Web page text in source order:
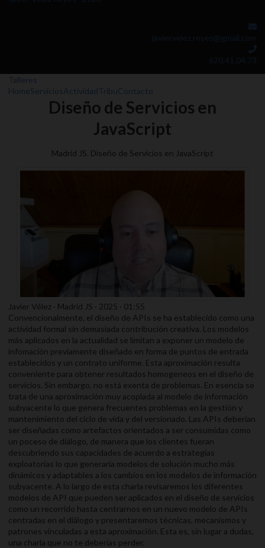
javier.velez.reyes@gmail.com
620.41.04.73
Talleres
HomeServiciosActividadTribuContacto
Diseño de Servicios en
JavaScript
Madrid JS. Diseño de Servicios en JavaScript
Javier Vélez · Madrid JS · 2025 · 01:55
Convencionalmente, el diseño de APIs se ha establecido como una
actividad formal sin demasiada contribución creativa. Los modelos
más aplicados en la actualidad se limitan a exponer un modelo de
infomación previamente diseñado en forma de puntos de entrada
establecidos y un contrato uniforme. Esta aproximación resulta
conveniente para obtener resultados homogeneos en el diseño de
servicios. Sin embargo, no está exenta de problemas. En esencia se
trata de una aproximación muy acoplada al modelo de información
subyacente lo que genera frecuentes problemas en la gestión y
mantenimiento del ciclo de vida y del versionado. Las APIs deberían
ser diseñadas como artefactos orientados a ser consumidas como
un poceso de diálogo, de manera que los clientes fueran
descubriendo sus capacidades de acuerdo a estrategias
exploatorias lo que generaría modelos de solución mucho más
dinámicos y adaptables a los cambios en los modelos de información
subyacente. A lo largo de esta charla revisaremos los diferentes
modelos de API que pueden ser aplicados en el diseño de servicios
como un recorrido hasta centrarnos en un nuevo modelo de APIs
centradas en el diálogo y presentaremos técnicas, mecanismos y
patrones vinculadas a esta aproximación. Esta es, sin lugar a dudas,
una charla que no te deberías perder.